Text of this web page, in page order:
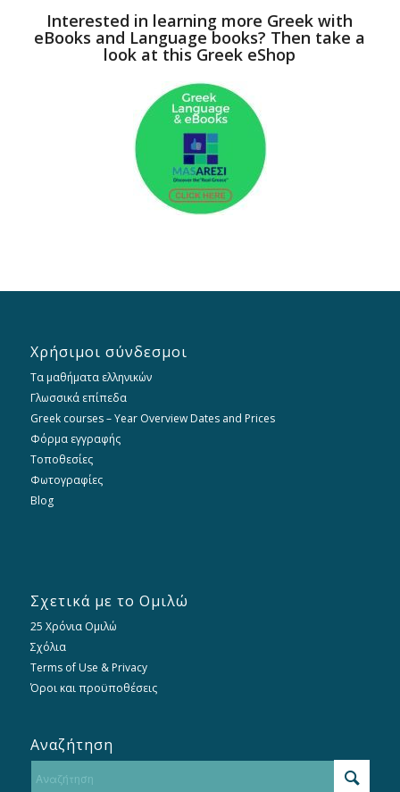
Interested in learning more Greek with
eBooks and Language books? Then take a
look at this Greek eShop
Χρήσιμοι σύνδεσμοι
Τα μαθήματα ελληνικών
Γλωσσικά επίπεδα
Greek courses – Year Overview Dates and Prices
Φόρμα εγγραφής
Τοποθεσίες
Φωτογραφίες
Blog
Σχετικά με το Ομιλώ
25 Χρόνια Ομιλώ
Σχόλια
Terms of Use & Privacy
Όροι και προϋποθέσεις
Αναζήτηση